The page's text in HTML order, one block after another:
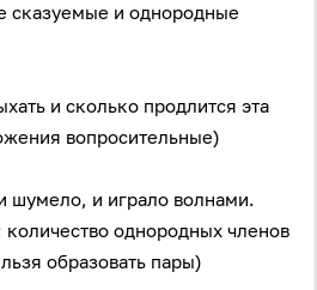
сказуемые и однородные
и сколько продлится эта
вопросительные)
шумело, и играло волнами.
однородных членов
образовать пары)